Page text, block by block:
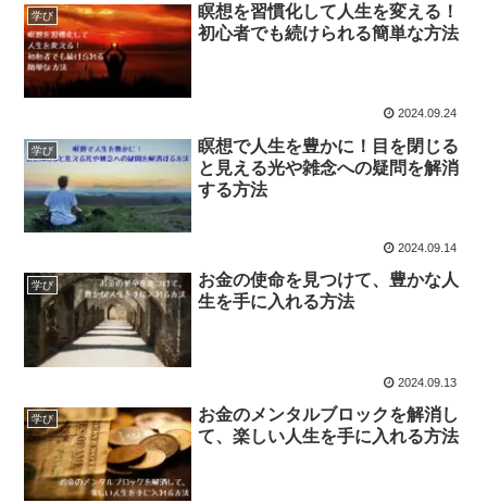
学び
瞑想を習慣化して人生を変える！
初心者でも続けられる簡単な方法
2024.09.24
学び
瞑想で人生を豊かに！目を閉じる
と見える光や雑念への疑問を解消
する方法
2024.09.14
学び
お金の使命を見つけて、豊かな人
生を手に入れる方法
2024.09.13
学び
お金のメンタルブロックを解消し
て、楽しい人生を手に入れる方法